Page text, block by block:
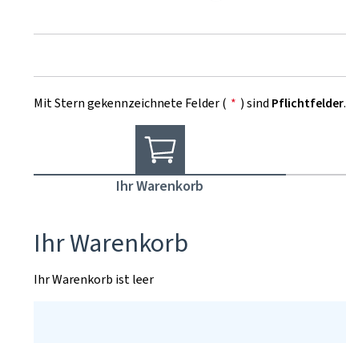
Mit Stern gekennzeichnete Felder ( * ) sind Pflichtfelder.
Ihr Warenkorb
Ihr Warenkorb
Ihr Warenkorb ist leer